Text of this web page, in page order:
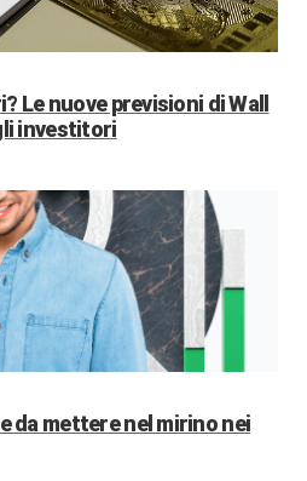
Le nuove previsioni di Wall
investitori
da mettere nel mirino nei